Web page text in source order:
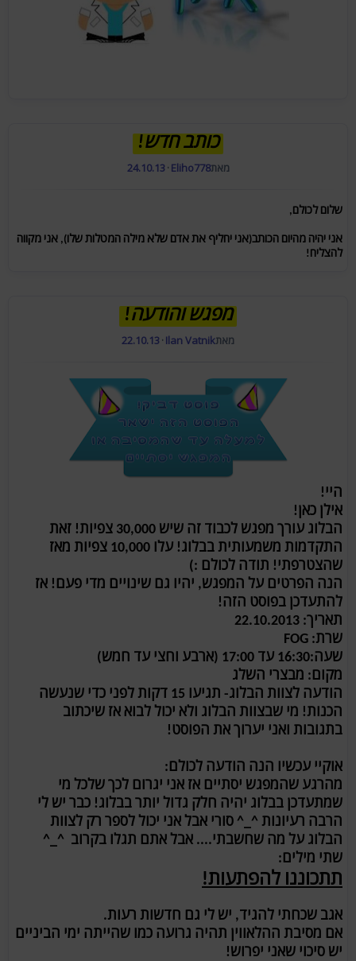
כותב חדש!
מאתEliho778
·
24.10.13
שלום לכולם,
אני יהיה מהיום הכותב(אני יחליף את אדם שלא מילה המטלות שלו), אני מקווה
להצליח!
מפגש והודעה!
מאתIlan Vatnik
·
22.10.13
היי!
אילן כאן!
הבלוג עורך מפגש לכבוד זה שיש 30,000 צפיות! זאת
התקדמות משמעותית בבלוג! עלו 10,000 צפיות מאז
שהצטרפתי! תודה לכולם :)
הנה הפרטים על המפגש, יהיו גם שינויים מדי פעם! אז
להתעדכן בפוסט הזה!
תאריך: 22.10.2013
שרת: FOG
שעה:16:30 עד 17:00 (ארבע וחצי עד חמש)
מקום: מבצרי השלג
הודעה לצוות הבלוג- תגיעו 15 דקות לפני כדי שנעשה
הכנות! מי שבצוות הבלוג ולא יכול לבוא אז שיכתוב
בתגובות ואני יערוך את הפוסט!
אוקיי עכשיו הנה הודעה לכולם:
מהרגע שהמפגש יסתיים אז אני יגרום לכך שלכל מי
שמתעדכן בבלוג יהיה חלק גדול יותר בבלוג! כבר יש לי
הרבה רעיונות ^_^ סורי אבל אני יכול לספר רק לצוות
הבלוג על מה שחשבתי.... אבל אתם תגלו בקרוב ^_^
שתי מילים:
תתכוננו להפתעות!
אגב שכחתי להגיד, יש לי גם חדשות רעות.
אם מסיבת ההלאווין תהיה גרועה כמו שהייתה ימי הביניים
יש סיכוי שאני יפרוש!